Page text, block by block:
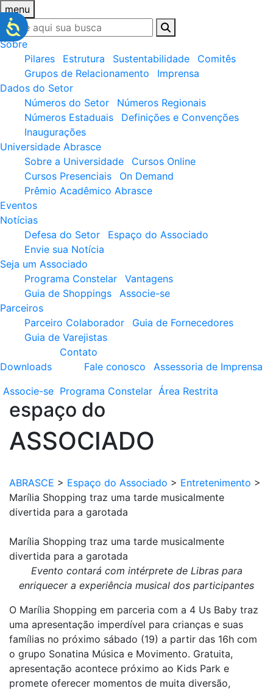
menu
Sobre
Pilares
Estrutura Sustentabilidade
Comitês
Grupos de Relacionamento
Imprensa
Dados do Setor
Números do Setor
Números Regionais
Números Estaduais
Definições e Convenções
Inaugurações
Universidade Abrasce
Sobre a Universidade
Cursos Online
Cursos Presenciais
On Demand
Prêmio Acadêmico Abrasce
Eventos
Notícias
Defesa do Setor
Espaço do Associado
Envie sua Notícia
Seja um Associado
Programa Constelar
Vantagens
Guia de Shoppings
Associe-se
Parceiros
Parceiro Colaborador
Guia de Fornecedores
Guia de Varejistas
Downloads
Contato
Fale conosco
Assessoria de Imprensa
Associe-se Programa Constelar Área Restrita
espaço do
ASSOCIADO
ABRASCE > Espaço do Associado > Entretenimento >
Marília Shopping traz uma tarde musicalmente
divertida para a garotada
Marília Shopping traz uma tarde musicalmente
divertida para a garotada
Evento contará com intérprete de Libras para
enriquecer a experiência musical dos participantes
O Marília Shopping em parceria com a 4 Us Baby traz
uma apresentação imperdível para crianças e suas
famílias no próximo sábado (19) a partir das 16h com
o grupo Sonatina Música e Movimento. Gratuita,
apresentação acontece próximo ao Kids Park e
promete oferecer momentos de muita diversão,